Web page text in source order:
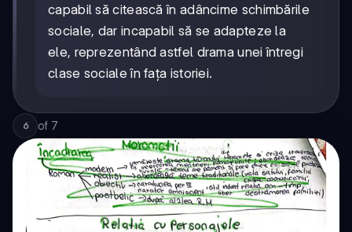
capabil să citească în adâncime schimbările
sociale, dar incapabil să se adapteze la
ele, reprezentând astfel drama unei întregi
clase sociale în fața istoriei.
6 of 7